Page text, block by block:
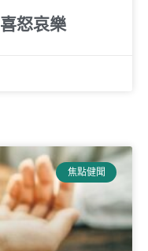
怒哀樂
焦點健聞